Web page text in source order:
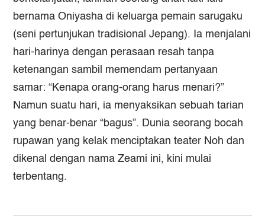
bernama Oniyasha di keluarga pemain sarugaku
(seni pertunjukan tradisional Jepang). Ia menjalani
hari-harinya dengan perasaan resah tanpa
ketenangan sambil memendam pertanyaan
samar: “Kenapa orang-orang harus menari?”
Namun suatu hari, ia menyaksikan sebuah tarian
yang benar-benar “bagus”. Dunia seorang bocah
rupawan yang kelak menciptakan teater Noh dan
dikenal dengan nama Zeami ini, kini mulai
terbentang.